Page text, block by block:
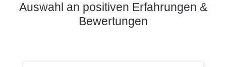
Auswahl an positiven Erfahrungen &
Bewertungen